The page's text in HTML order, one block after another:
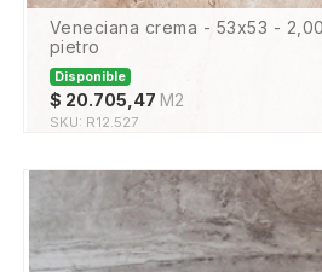
veneciana crema - 53x53 - 2,00 m2 - 1º - san
pietro
Disponible
$ 20.705,47 M2
SKU: R12.527